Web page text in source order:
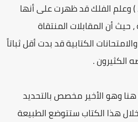
) وعلم الفلك قد ظهرت على أنها
حيث أن المقابلات المنتقاة
الكتابية قد بدت أقل ثباتاً
الكثيرون .
وهو الأخير مخصص بالتحديد
هذا الكتاب ستتوضع الطبيعة